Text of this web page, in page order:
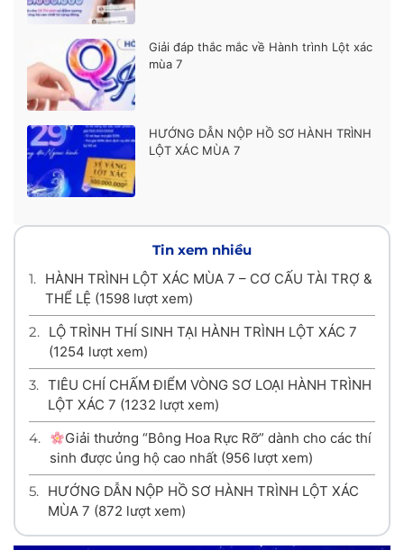
Giải đáp thắc mắc về Hành trình Lột xác
mùa 7
HƯỚNG DẪN NỘP HỒ SƠ HÀNH TRÌNH
LỘT XÁC MÙA 7
Tin xem nhiều
1. HÀNH TRÌNH LỘT XÁC MÙA 7 – CƠ CẤU TÀI TRỢ &
THỂ LỆ (1598 lượt xem)
2.
LỘ TRÌNH THÍ SINH TẠI HÀNH TRÌNH LỘT XÁC 7
(1254 lượt xem)
3. TIÊU CHÍ CHẤM ĐIỂM VÒNG SƠ LOẠI HÀNH TRÌNH
LỘT XÁC 7 (1232 lượt xem)
4.
Giải thưởng “Bông Hoa Rực Rỡ” dành cho các thí
sinh được ủng hộ cao nhất (956 lượt xem)
5. HƯỚNG DẪN NỘP HỒ SƠ HÀNH TRÌNH LỘT XÁC
MÙA 7 (872 lượt xem)